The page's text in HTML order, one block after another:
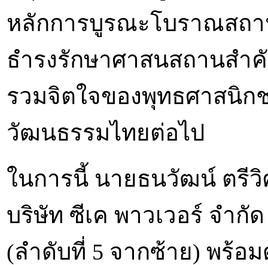
หลักการบูรณะโบราณสถ
ธำรงรักษาศาสนสถานส
รวมจิตใจของพุทธศาสนิ
วัฒนธรรมไทยต่อไป
ในการนี้ นายธนวัฒน์ ตรีวิ
บริษัท ซีเค พาวเวอร์ จำกั
(ลำดับที่ 5 จากซ้าย) พร้อ